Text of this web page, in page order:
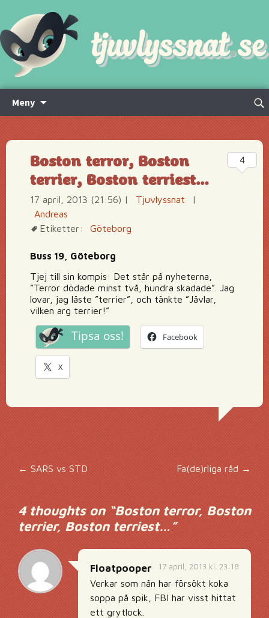
Meny
innehåll
Sök
Boston terror, Boston
terrier, Boston terriest…
17 april, 2013 (21:56) | Tjuvlyssnat
|
Andreas
Etiketter:
Göteborg
Buss 19, Göteborg
Tjej till sin kompis: Det står på nyheterna,
”Terror dödade minst två, hundra skadade”. Jag
lovar, jag läste ”terrier”, och tänkte ”Jävlar,
vilken arg terrier!”
Tipsa oss! Facebook
X
4
Inläggsnavigering
←SARS vs STD Fa(de)rliga råd →
4 thoughts on “Boston terror, Boston
terrier, Boston terriest…”
17 april, 2013 kl. 23:18
Floatpooper
Verkar som nån har försökt koka
soppa på spik, FBI har visst hittat
ett grytlock.